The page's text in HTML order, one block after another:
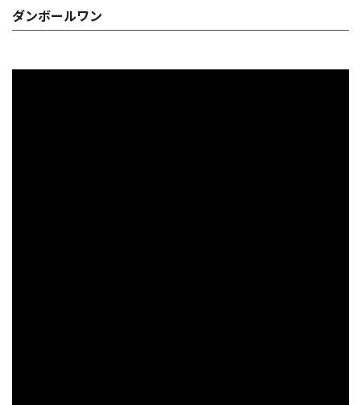
ダンボールワン